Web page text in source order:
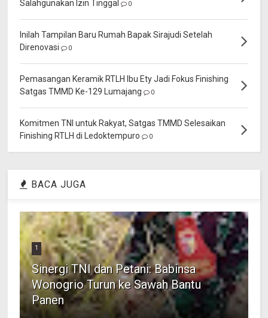
Salahgunakan Izin Tinggal 0
Inilah Tampilan Baru Rumah Bapak Sirajudi Setelah
Direnovasi
0
Pemasangan Keramik RTLH Ibu Ety Jadi Fokus Finishing
Satgas TMMD Ke-129 Lumajang
0
Komitmen TNI untuk Rakyat, Satgas TMMD Selesaikan
Finishing RTLH di Ledoktempuro
0
BACA JUGA
1
Sinergi TNI dan Petani: Babinsa
Wonogrio Turun ke Sawah Bantu
Panen